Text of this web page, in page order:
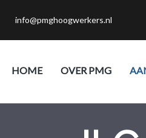
info@pmghoogwerkers.nl
HOME OVER PMG